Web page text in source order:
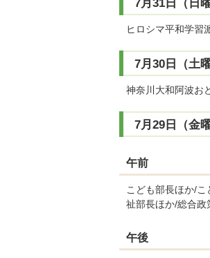
7月31日（日曜
ヒロシマ平和学習
7月30日（土曜
神奈川大和阿波お
7月29日（金曜
午前
こども部長ほか/
祉部長ほか/総合政
午後